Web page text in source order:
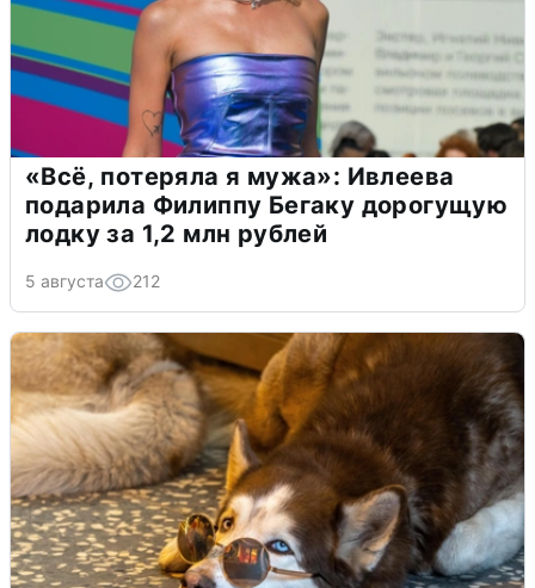
«Всё, потеряла я мужа»: Ивлеева
подарила Филиппу Бегаку дорогущую
лодку за 1,2 млн рублей
5 августа 212